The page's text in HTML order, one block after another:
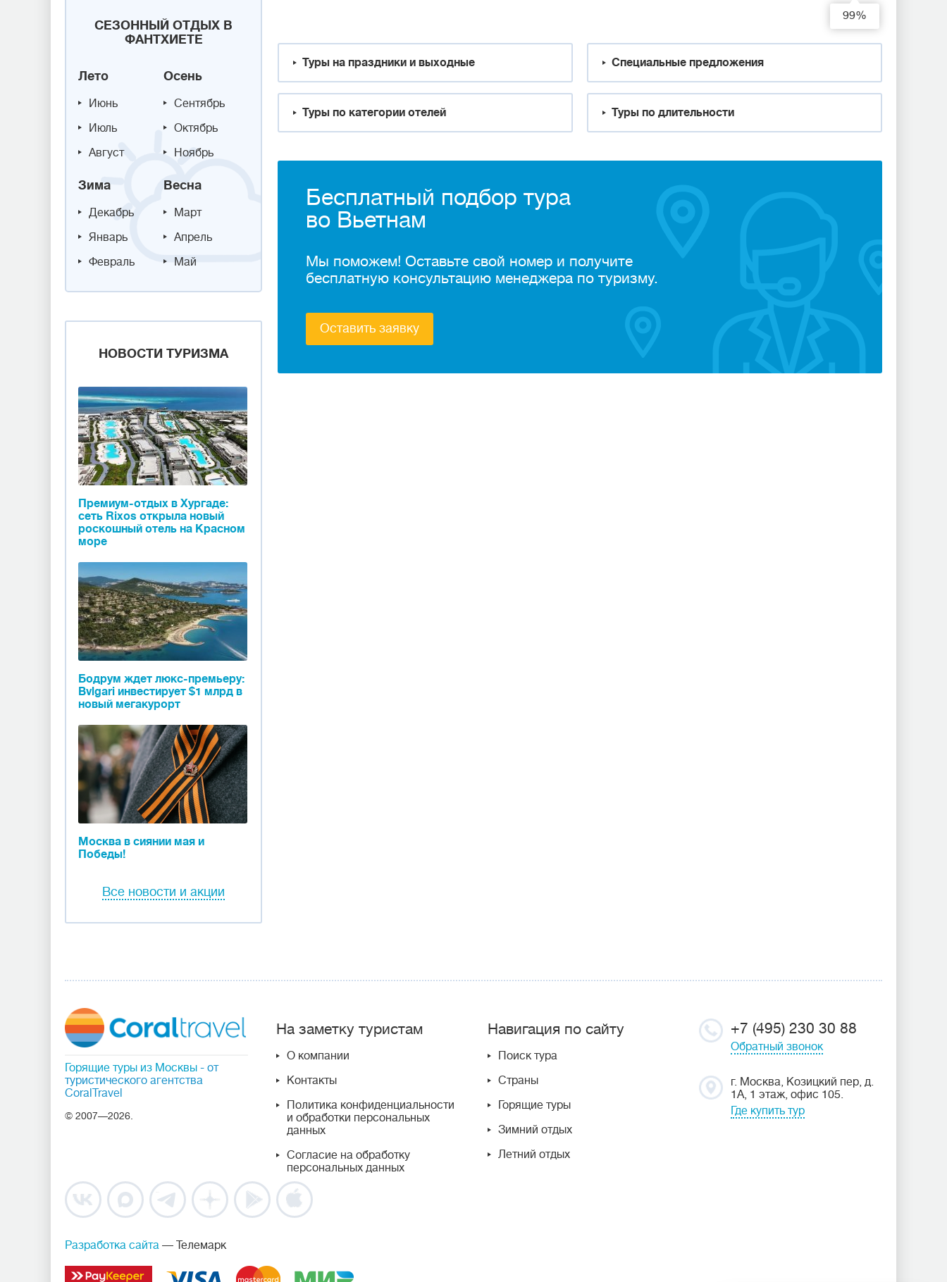
СЕЗОННЫЙ ОТДЫХ В
ФАНТХИЕТЕ
Лето
Июнь
Июль
Август
Осень
Сентябрь
Октябрь
Ноябрь
Зима
Декабрь
Январь
Февраль
Весна
Март
Апрель
Май
НОВОСТИ ТУРИЗМА
Премиум-отдых в Хургаде:
сеть Rixos открыла новый
роскошный отель на Красном
море
Бодрум ждет люкс-премьеру:
Bvlgari инвестирует $1 млрд в
новый мегакурорт
Москва в сиянии мая и
Победы!
Все новости и акции
99%
Туры на праздники и выходные Специальные предложения
Туры по категории отелей Туры по длительности
Бесплатный подбор тура
во Вьетнам
Мы поможем! Оставьте свой номер и получите
бесплатную консультацию менеджера по туризму.
Оставить заявку
Горящие туры из Москвы - от
туристического агентства
CoralTravel
© 2007—2026.
На заметку туристам
О компании
Контакты
Политика конфиденциальности
и обработки персональных
данных
Согласие на обработку
персональных данных
Навигация по сайту
Поиск тура
Страны
Горящие туры
Зимний отдых
Летний отдых
+7 (495) 230 30 88
Обратный звонок
г. Москва, Козицкий пер, д.
1А, 1 этаж, офис 105.
Где купить тур
Разработка сайта — Телемарк